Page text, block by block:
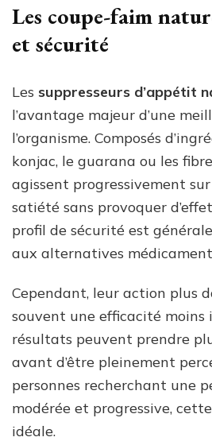
Les coupe-faim
et sécurité
Les suppresseurs d’appétit
l’avantage majeur d’une
l’organisme. Composés
konjac, le guarana ou les
agissent progressivement
satiété sans provoquer
profil de sécurité est
aux alternatives
Cependant, leur action plus
souvent une efficacité moins
résultats peuvent prendre
avant d’être pleinement
personnes recherchant une
modérée et progressive,
idéale.